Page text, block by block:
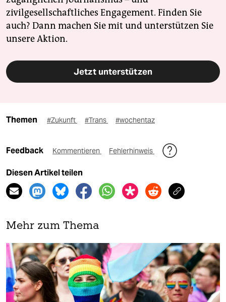
zivilgesellschaftliches Engagement. Finden Sie
auch? Dann machen Sie mit und unterstützen Sie
unsere Aktion.
Jetzt unterstützen
Themen #Zukunft #Trans #wochentaz
Feedback Kommentieren Fehlerhinweis
Diesen Artikel teilen
Mehr zum Thema